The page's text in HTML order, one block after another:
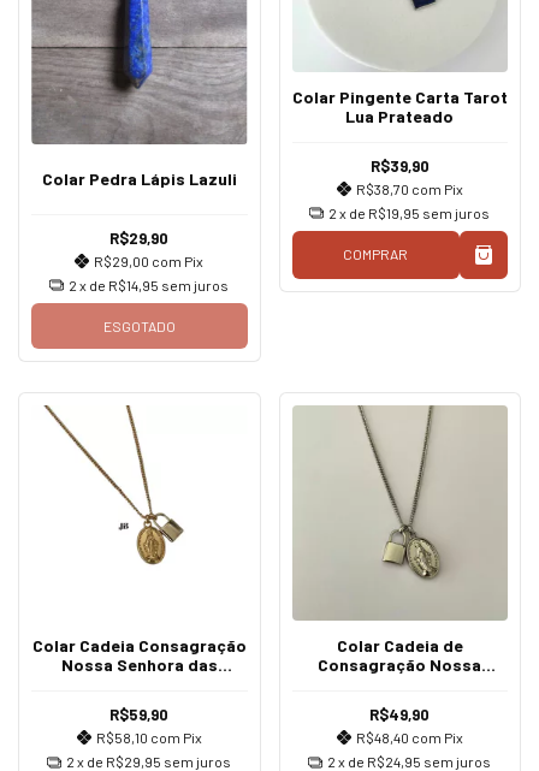
Colar Pedra Lápis Lazuli
R$29,90
R$29,00 com Pix
2 x de R$14,95 sem juros
ESGOTADO
Colar Pingente Carta Tarot
Lua Prateado
R$39,90
R$38,70 com Pix
2 x de R$19,95 sem juros
COMPRAR
Colar Cadeia Consagração
Nossa Senhora das
R$59,90
R$58,10 com Pix
2 x de R$29,95 sem juros
Colar Cadeia de
Consagração Nossa
Cadeado
R$49,90
R$48,40 com Pix
2 x de R$24,95 sem juros